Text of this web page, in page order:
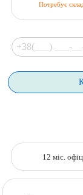
Потребує
12 міс.